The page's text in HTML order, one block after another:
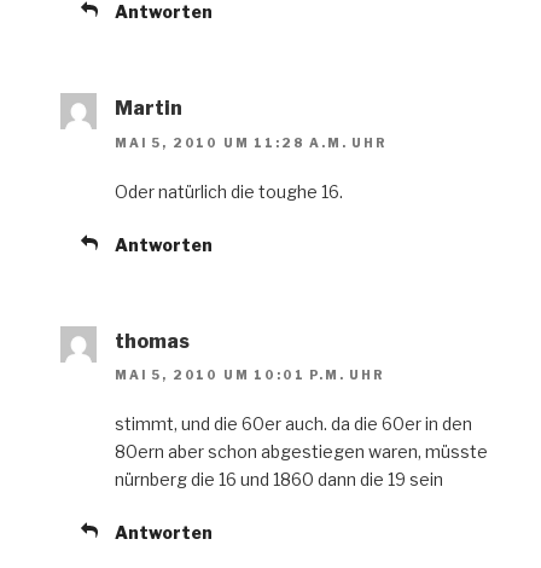
Antworten
Martin
MAI 5, 2010 UM 11:28 A.M. UHR
Oder natürlich die toughe 16.
Antworten
thomas
MAI 5, 2010 UM 10:01 P.M. UHR
stimmt, und die 60er auch. da die 60er in den
80ern aber schon abgestiegen waren, müsste
nürnberg die 16 und 1860 dann die 19 sein
Antworten